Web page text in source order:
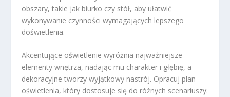
obszary, takie jak biurko czy stół, aby ułatwić
wykonywanie czynności wymagających lepszego
doświetlenia.
Akcentujące oświetlenie wyróżnia najważniejsze
elementy wnętrza, nadając mu charakter i głębię, a
dekoracyjne tworzy wyjątkowy nastrój. Opracuj plan
oświetlenia, który dostosuje się do różnych scenariuszy: